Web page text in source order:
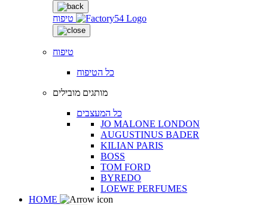
טיפוח
טיפוח
כל הטיפוח
מותגים מובילים
כל המעצבים
JO MALONE LONDON
AUGUSTINUS BADER
KILIAN PARIS
BOSS
TOM FORD
BYREDO
LOEWE PERFUMES
HOME